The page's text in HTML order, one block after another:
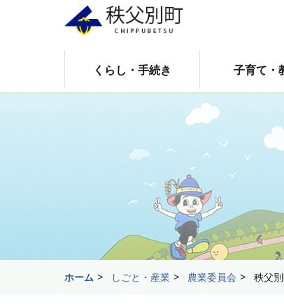
くらし・手続き 子育て・
ホーム しごと・産業 農業委員会 秩父